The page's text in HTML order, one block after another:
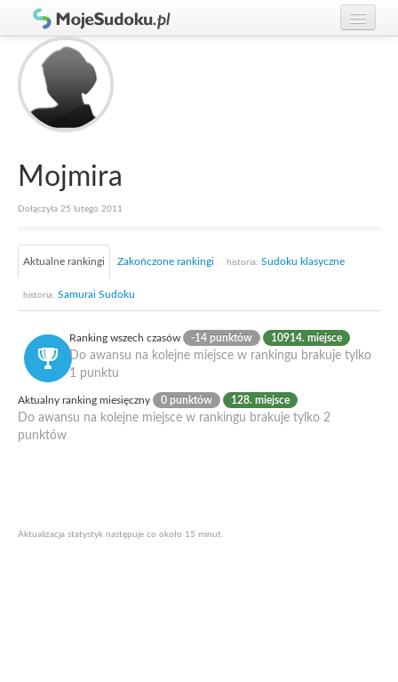
Graj w Sudoku!
Zasady Sudoku
Rankingi
Gracze
Mojmira
Dołączyła 25 lutego 2011
Aktualne rankingi Zakończone rankingi historia: Sudoku klasyczne
historia: Samurai Sudoku
Ranking wszech czasów -14 punktów 10914. miejsce
Do awansu na kolejne miejsce w rankingu brakuje tylko
1 punktu
Aktualny ranking miesięczny 0 punktów 128. miejsce
Do awansu na kolejne miejsce w rankingu brakuje tylko 2
punktów
Aktualizacja statystyk następuje co około 15 minut.